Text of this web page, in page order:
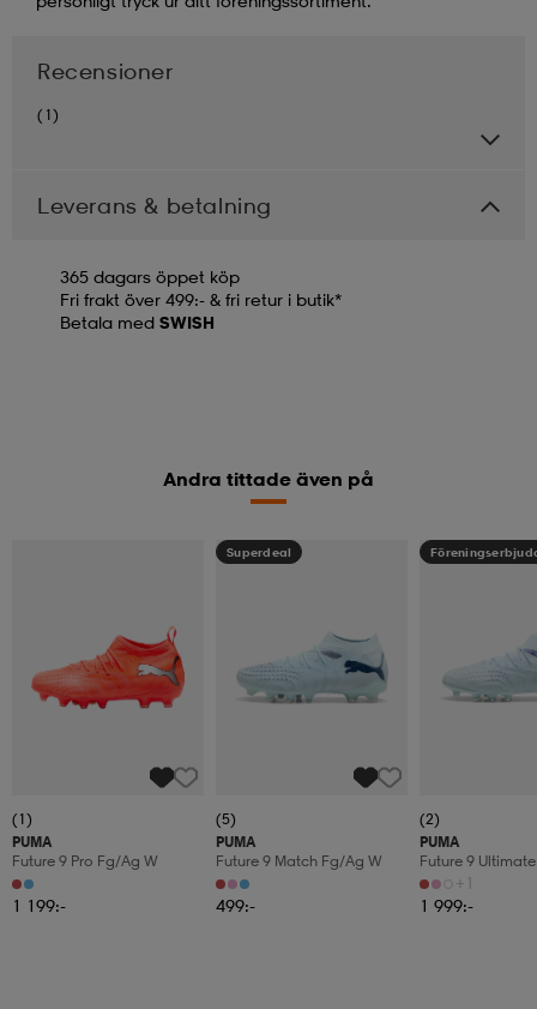
Recensioner
(1)
Leverans & betalning
365 dagars öppet köp
Fri frakt över 499:- & fri retur i butik*
Betala med SWISH
Andra tittade även på
(1)
PUMA
Future 9 Pro Fg/ag W
1 199:-
Superdeal
(5)
PUMA
Future 9 Match Fg/ag W
499:-
(2)
PUMA
Future 9
+1
1 999:-